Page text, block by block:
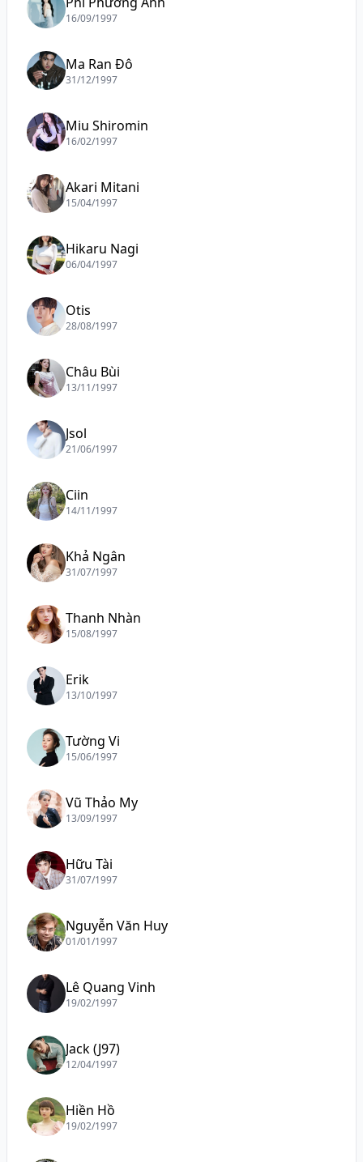
16/09/1997
Ma Ran Đô
31/12/1997
Miu Shiromin
16/02/1997
Akari Mitani
15/04/1997
Hikaru Nagi
06/04/1997
Otis
28/08/1997
Châu Bùi
13/11/1997
Jsol
21/06/1997
Ciin
14/11/1997
Khả Ngân
31/07/1997
Thanh Nhàn
15/08/1997
Erik
13/10/1997
Tường Vi
15/06/1997
Vũ Thảo My
13/09/1997
Hữu Tài
31/07/1997
Nguyễn Văn Huy
01/01/1997
Lê Quang Vinh
19/02/1997
Jack (J97)
12/04/1997
Hiền Hồ
19/02/1997